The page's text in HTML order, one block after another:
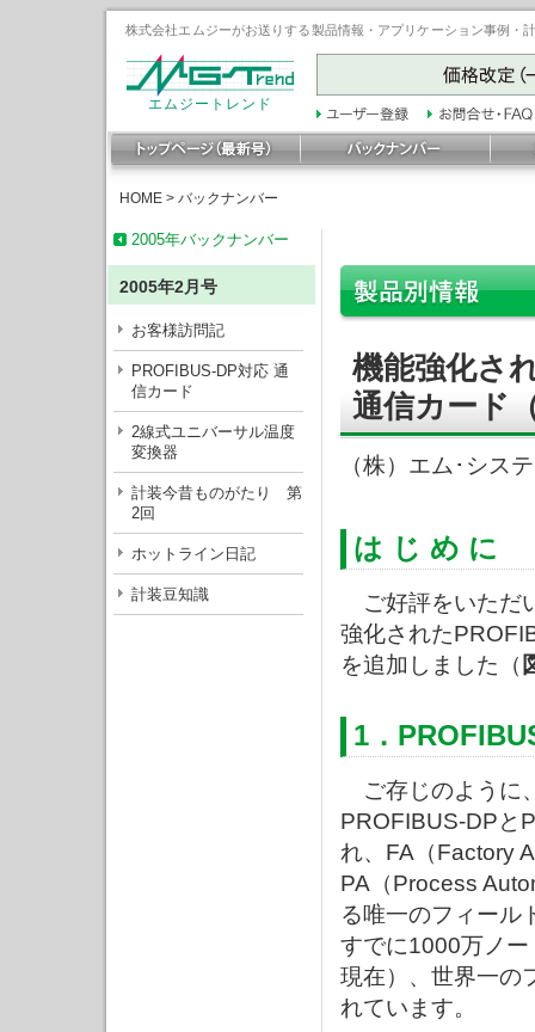
株式会社エムジーがお送りする製品情報・アプリケーション事例
エムジートレンド
HOME > バックナンバー
2005年バックナンバー
2005年2月号
お客様訪問記
PROFIBUS-DP対応 通
信カード
2線式ユニバーサル温度
変換器
計装今昔ものがたり 第
2回
ホットライン日記
計装豆知識
機能強化さ
通信カード
（株）エム･シス
は じ め に
ご好評をいただ
強化された
を追加しました（
1．
ご存じのように
PROFIBUS-DPと
れ、FA（Factory
PA（Process
る唯一のフィール
すでに1000万ノ
現在）、世界一の
れています。